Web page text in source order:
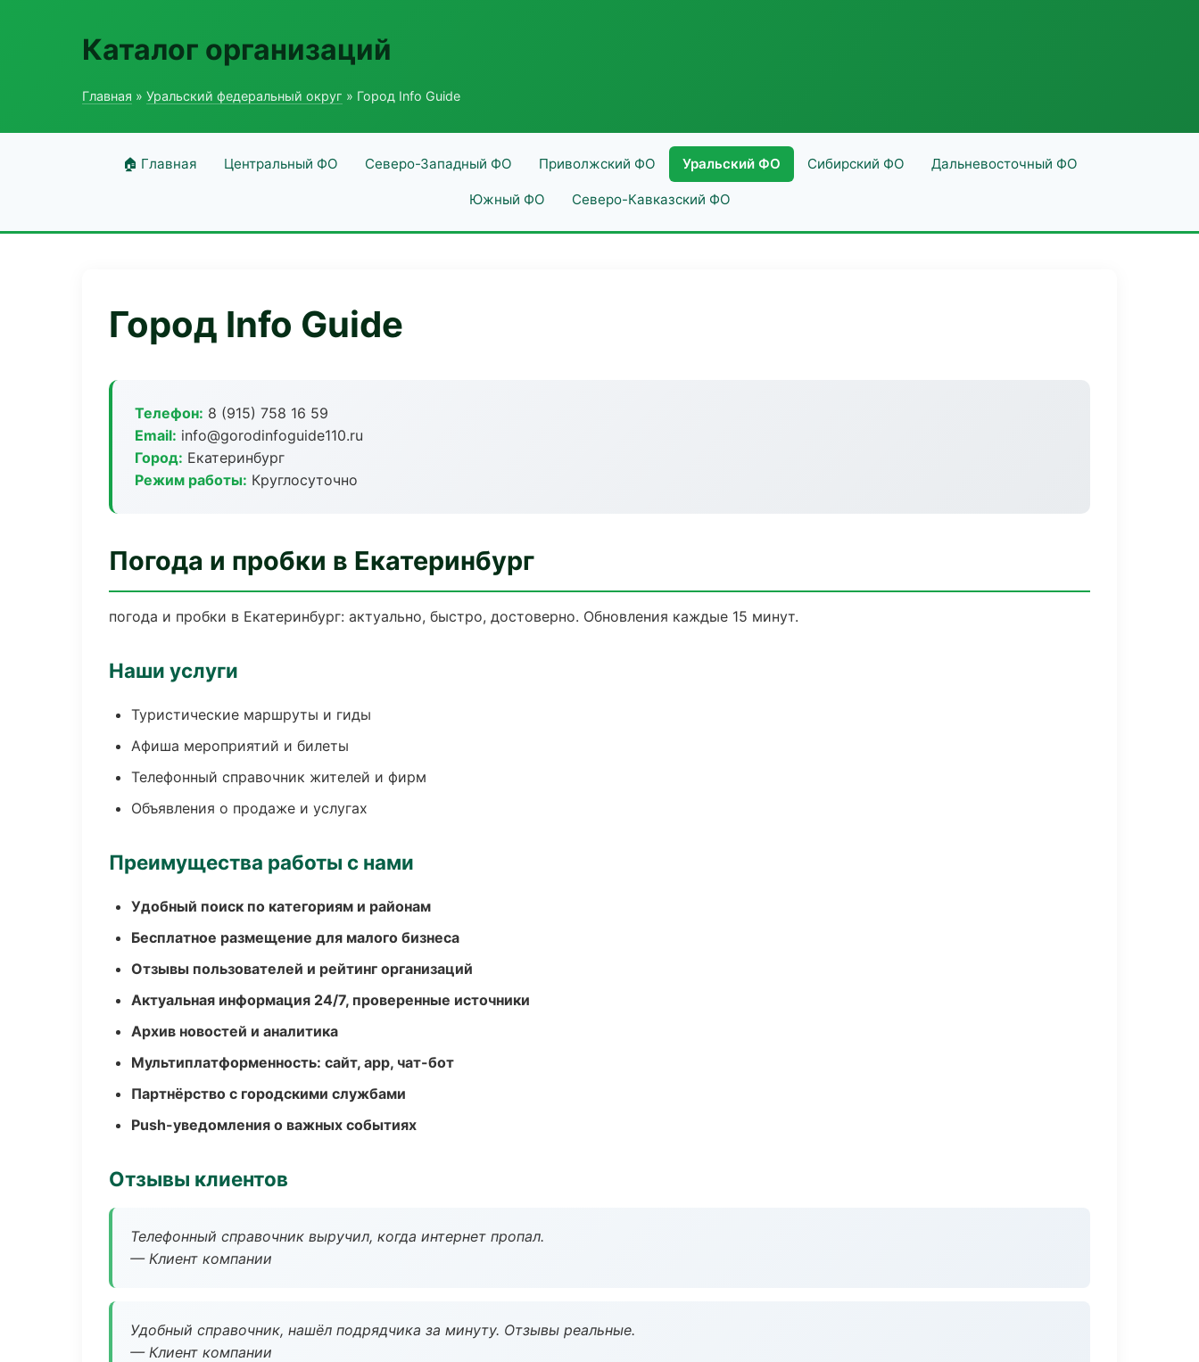
Каталог организаций
Главная » Уральский федеральный округ » Город Info Guide
🏠 Главная Центральный ФО Северо-Западный ФО Приволжский ФО Уральский ФО Сибирский ФО Дальневосточный ФО
Южный ФО Северо-Кавказский ФО
Город Info Guide
Телефон: 8 (915) 758 16 59
Email: info@gorodinfoguide110.ru
Город: Екатеринбург
Режим работы: Круглосуточно
Погода и пробки в Екатеринбург
погода и пробки в Екатеринбург: актуально, быстро, достоверно. Обновления каждые 15 минут.
Наши услуги
Туристические маршруты и гиды
Афиша мероприятий и билеты
Телефонный справочник жителей и фирм
Объявления о продаже и услугах
Преимущества работы с нами
Удобный поиск по категориям и районам
Бесплатное размещение для малого бизнеса
Отзывы пользователей и рейтинг организаций
Актуальная информация 24/7, проверенные источники
Архив новостей и аналитика
Мультиплатформенность: сайт, app, чат-бот
Партнёрство с городскими службами
Push-уведомления о важных событиях
Отзывы клиентов
Телефонный справочник выручил, когда интернет пропал.
— Клиент компании
Удобный справочник, нашёл подрядчика за минуту. Отзывы реальные.
— Клиент компании